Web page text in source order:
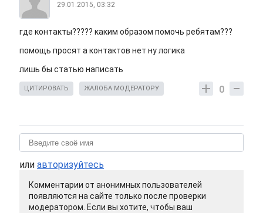
29.01.2015, 03:32
где контакты????? каким образом помочь ребятам???
помощь просят а контактов нет ну логика
лишь бы статью написать
0
ЦИТИРОВАТЬ ЖАЛОБА МОДЕРАТОРУ
или авторизуйтесь
Комментарии от анонимных пользователей
появляются на сайте только после проверки
модератором. Если вы хотите, чтобы ваш